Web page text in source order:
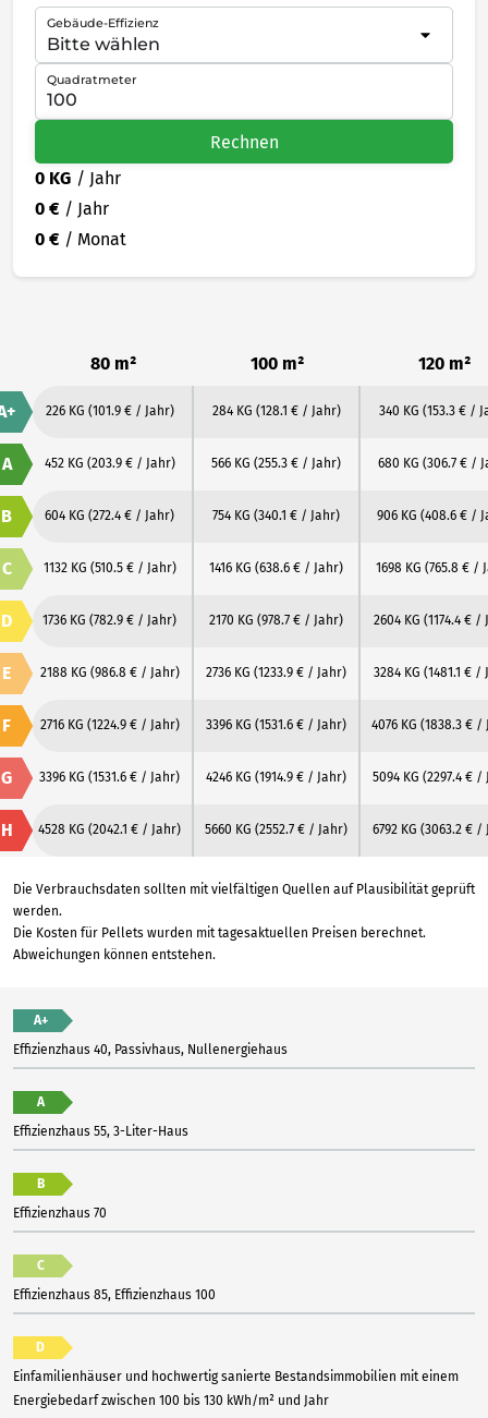
Gebäude-Effizienz
Quadratmeter
Rechnen
0 KG / Jahr
0 € / Jahr
0 € / Monat
80 m² 100 m² 120 m²
226 KG (101.9 € / Jahr) 284 KG (128.1 € / Jahr) 340 KG (153.3 € /
A 452 KG (203.9 € / Jahr) 566 KG (255.3 € / Jahr) 680 KG (306.7 € /
B 604 KG (272.4 € / Jahr) 754 KG (340.1 € / Jahr) 906 KG (408.6 € /
C 1132 KG (510.5 € / Jahr) 1416 KG (638.6 € / Jahr) 1698 KG (765.8 € /
D 1736 KG (782.9 € / Jahr) 2170 KG (978.7 € / Jahr) 2604 KG (1174.4 € /
E 2188 KG (986.8 € / Jahr) 2736 KG (1233.9 € / Jahr) 3284 KG (1481.1 € /
F 2716 KG (1224.9 € / Jahr) 3396 KG (1531.6 € / Jahr) 4076 KG (1838.3 € /
G 3396 KG (1531.6 € / Jahr) 4246 KG (1914.9 € / Jahr) 5094 KG (2297.4 € /
H 4528 KG (2042.1 € / Jahr) 5660 KG (2552.7 € / Jahr) 6792 KG (3063.2 € /
Die Verbrauchsdaten sollten mit vielfältigen Quellen auf Plausibilität geprüft
werden.
Die Kosten für Pellets wurden mit tagesaktuellen Preisen berechnet.
Abweichungen können entstehen.
A+
Effizienzhaus 40, Passivhaus, Nullenergiehaus
A
Effizienzhaus 55, 3-Liter-Haus
B
Effizienzhaus 70
C
Effizienzhaus 85, Effizienzhaus 100
D
Einfamilienhäuser und hochwertig sanierte Bestandsimmobilien mit einem
Energiebedarf zwischen 100 bis 130 kWh/m² und Jahr